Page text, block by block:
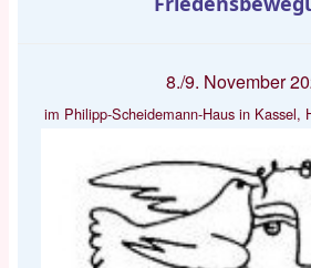
8./9. November
im Philipp-Scheidemann-Haus in Kassel,